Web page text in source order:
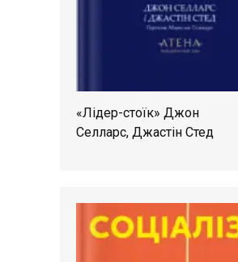
«Лідер-стоїк» Джон
Селларс, Джастін Стед